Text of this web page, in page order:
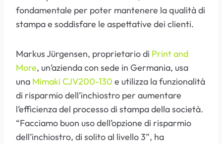
fondamentale per poter mantenere la qualità di
stampa e soddisfare le aspettative dei clienti.
Markus Jürgensen, proprietario di Print and
More, un’azienda con sede in Germania, usa
una Mimaki CJV200-130 e utilizza la funzionalità
di risparmio dell’inchiostro per aumentare
l’efficienza del processo di stampa della società.
“Facciamo buon uso dell’opzione di risparmio
dell’inchiostro, di solito al livello 3”, ha